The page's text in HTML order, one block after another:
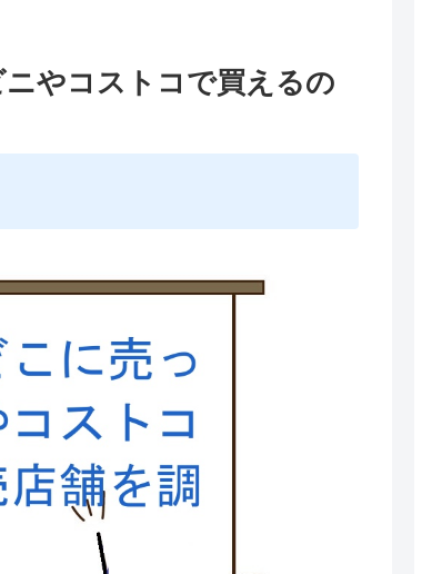
やコストコで買えるの